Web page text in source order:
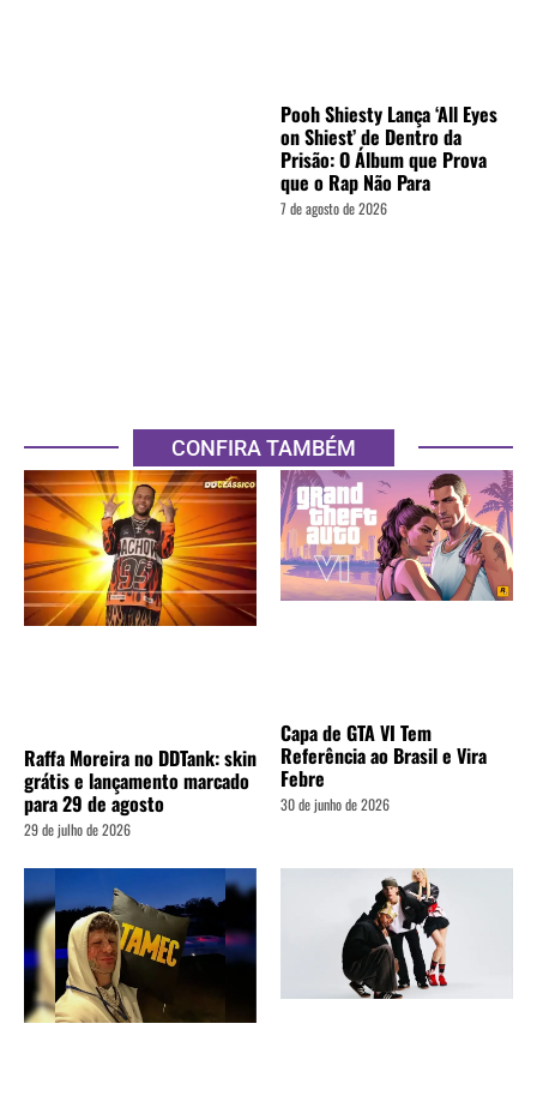
Pooh Shiesty Lança ‘All Eyes
on Shiest’ de Dentro da
Prisão: O Álbum que Prova
que o Rap Não Para
7 de agosto de 2026
CONFIRA TAMBÉM
Raffa Moreira no DDTank: skin
grátis e lançamento marcado
para 29 de agosto
29 de julho de 2026
Capa de GTA VI Tem
Referência ao Brasil e Vira
Febre
30 de junho de 2026